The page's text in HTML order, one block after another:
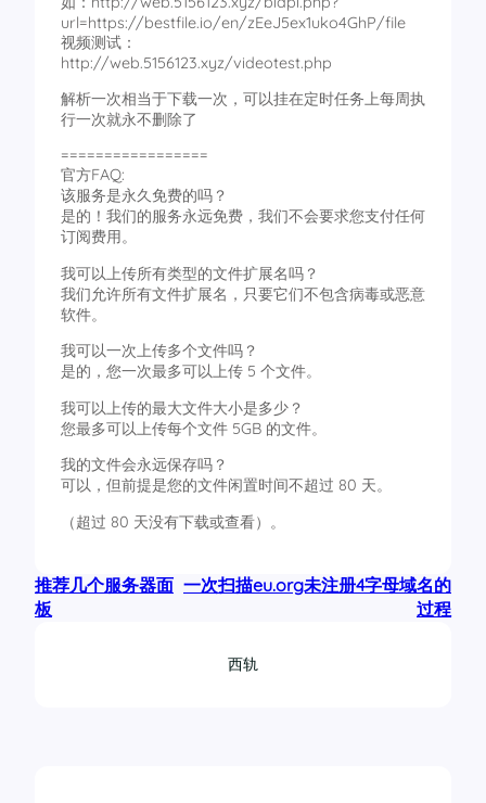
url=https://bestfile.io/en/zEeJ5ex1uko4GhP/file
视频测试：
http://web.5156123.xyz/videotest.php
解析一次相当于下载一次，可以挂在定时任务上每周执
行一次就永不删除了
=================
官方FAQ:
该服务是永久免费的吗？
是的！我们的服务永远免费，我们不会要求您支付任何
订阅费用。
我可以上传所有类型的文件扩展名吗？
我们允许所有文件扩展名，只要它们不包含病毒或恶意
软件。
我可以一次上传多个文件吗？
是的，您一次最多可以上传 5 个文件。
我可以上传的最大文件大小是多少？
您最多可以上传每个文件 5GB 的文件。
我的文件会永远保存吗？
可以，但前提是您的文件闲置时间不超过 80 天。
（超过 80 天没有下载或查看）。
推荐几个服务器面
板
一次扫描eu.org未注册4字母域名的
过程
西轨